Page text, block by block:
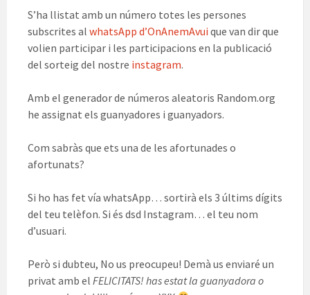
S’ha llistat amb un número totes les persones
subscrites al whatsApp d’OnAnemAvui que van dir que
volien participar i les participacions en la publicació
del sorteig del nostre instagram.
Amb el generador de números aleatoris Random.org
he assignat els guanyadores i guanyadors.
Com sabràs que ets una de les afortunades o
afortunats?
Si ho has fet vía whatsApp… sortirà els 3 últims dígits
del teu telèfon. Si és dsd Instagram… el teu nom
d’usuari.
Però si dubteu, No us preocupeu! Demà us enviaré un
privat amb el FELICITATS! has estat la guanyadora o